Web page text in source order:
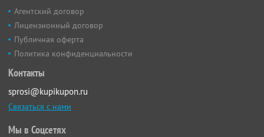
Агентский договор
Лицензионный договор
Публичная оферта
Политика конфиденциальности
Контакты
sprosi@kupikupon.ru
Связаться с нами
Мы в Соцсетях